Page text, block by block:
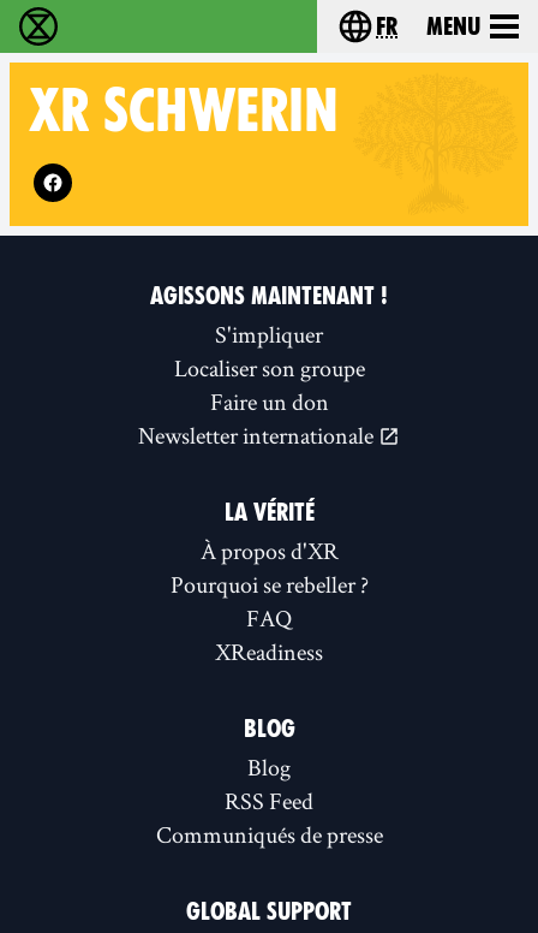
Extinction Rebellion - Home Choisissez votre
fr Menu
XR SCHWERIN
Follow XR Schwerin on
AGISSONS MAINTENANT !
S'impliquer
Localiser son groupe
Faire un don
Newsletter internationale
LA VÉRITÉ
À propos d'XR
Pourquoi se rebeller ?
FAQ
XReadiness
BLOG
Blog
RSS Feed
Communiqués de presse
GLOBAL SUPPORT